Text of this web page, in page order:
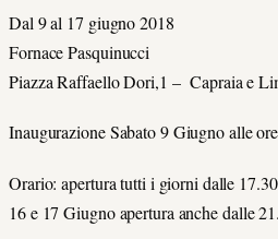
Dal 9 al 17 giugno 2018
Fornace Pasquinucci
Piazza Raffaello Dori,1 – Capraia e
Inaugurazione Sabato 9 Giugno alle
Orario: apertura tutti i giorni dalle
16 e 17 Giugno apertura anche dalle